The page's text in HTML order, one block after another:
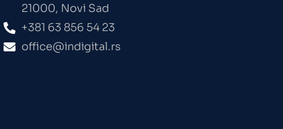
21000, Novi Sad
+381 63 856 54 23
office@indigital.rs